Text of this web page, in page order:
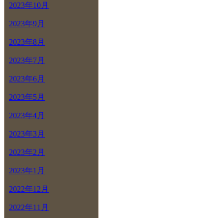
2023年10月
2023年9月
2023年8月
2023年7月
2023年6月
2023年5月
2023年4月
2023年3月
2023年2月
2023年1月
2022年12月
2022年11月